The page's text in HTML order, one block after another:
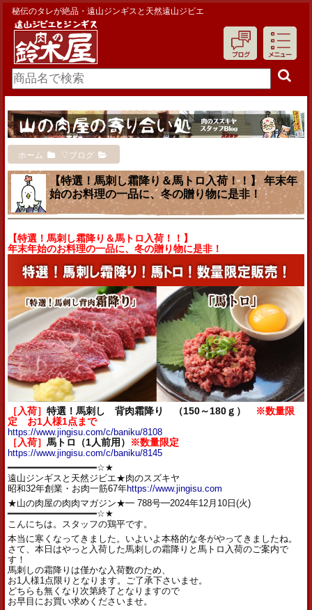
秘伝のタレが絶品・遠山ジンギスと天然遠山ジビエ
ホーム ▽ブログ
【特選！馬刺し霜降り＆馬トロ入荷！！】 年末年
始のお料理の一品に、冬の贈り物に是非！
【特選！馬刺し霜降り＆馬トロ入荷！！】
年末年始のお料理の一品に、冬の贈り物に是非！
［入荷］特選！馬刺し 背肉霜降り （150～180ｇ）
※数量限
定 お1人様1点まで
https://www.jingisu.com/c/baniku/8108
［入荷］馬トロ（1人前用）
※数量限定
https://www.jingisu.com/c/baniku/8145
━━━━━━━━━━━━━━━━☆★
遠山ジンギスと天然ジビエ★肉のスズキヤ
昭和32年創業・お肉一筋67年https://www.jingisu.com
★山の肉屋の肉肉マガジン★━ 788号━2024年12月10日(火)
━━━━━━━━━━━━━━━━☆★
こんにちは。スタッフの鶏平です。
本当に寒くなってきました。いよいよ本格的な冬がやってきましたね。
さて、本日はやっと入荷した馬刺しの霜降りと馬トロ入荷のご案内で
す！
馬刺しの霜降りは僅かな入荷数のため、
お1人様1点限りとなります。ご了承下さいませ。
どちらも無くなり次第終了となりますので
お早目にお買い求めくださいませ。